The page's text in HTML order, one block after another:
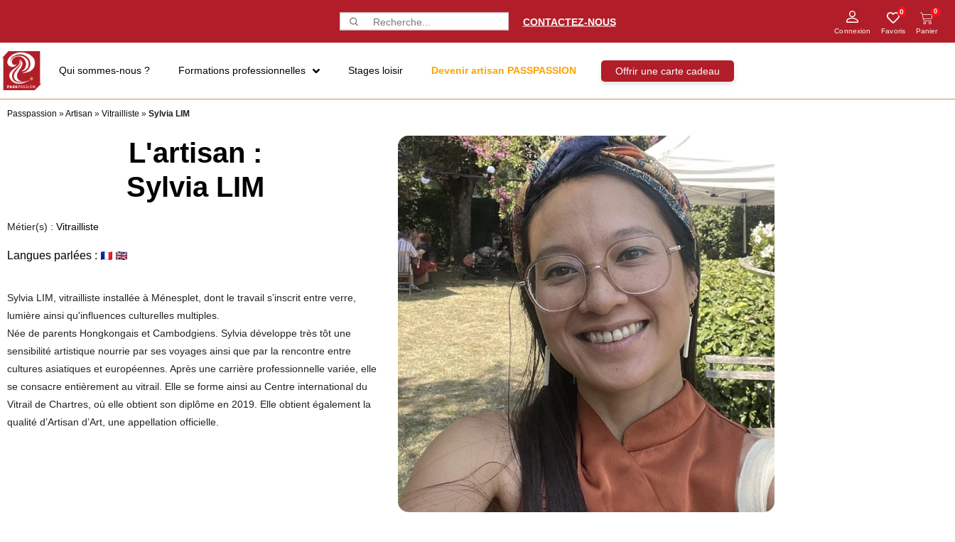
CONTACTEZ-NOUS
0 0
Qui sommes-nous ? Formations professionnelles Stages loisir Devenir artisan PASSPASSION Offrir une carte cadeau
Passpassion »Artisan » Vitrailliste » Sylvia LIM
L'artisan :
Sylvia LIM
Métier(s) : Vitrailliste
Langues parlées :
Sylvia LIM, vitrailliste installée à Ménesplet, dont le travail s’inscrit entre verre,
lumière ainsi qu'influences culturelles multiples.
Née de parents Hongkongais et Cambodgiens. Sylvia développe très tôt une
sensibilité artistique nourrie par ses voyages ainsi que par la rencontre entre
cultures asiatiques et européennes. Après une carrière professionnelle variée, elle
se consacre entièrement au vitrail. Elle se forme ainsi au Centre international du
Vitrail de Chartres, où elle obtient son diplôme en 2019. Elle obtient également la
qualité d’Artisan d’Art, une appellation officielle.